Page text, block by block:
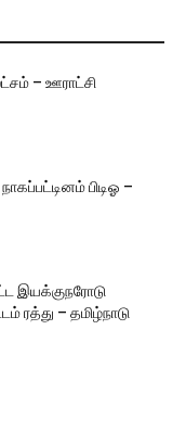
– ஊராட்சி
பிடிஓ –
இயக்குநரோடு
ரத்து – தமிழ்நாடு